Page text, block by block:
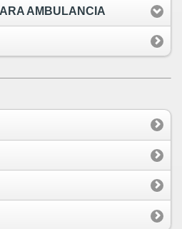
AMBULANCIA